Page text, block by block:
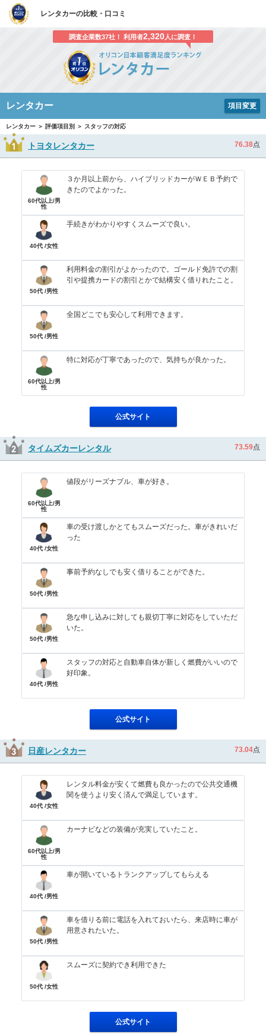
レンタカーの比較・口コミ
調査企業数37社！ 利用者2,320人に調査！
レンタカー 項目変更
レンタカー ＞ 評価項目別 ＞ スタッフの対応
トヨタレンタカー 76.38点
60代以上/男
性
３か月以上前から、ハイブリッドカーがＷＥＢ予約で
きたのでよかった。
40代 /女性
手続きがわかりやすくスムーズで良い。
50代 /男性
利用料金の割引がよかったので。ゴールド免許での割
引や提携カードの割引とかで結構安く借りれたこと。
50代 /男性
全国どこでも安心して利用できます。
60代以上/男
性
特に対応が丁寧であったので、気持ちが良かった。
公式サイト
タイムズカーレンタル 73.59点
60代以上/男
性
値段がリーズナブル、車が好き。
40代 /女性
車の受け渡しかとてもスムーズだった。車がきれいだ
った
50代 /男性
事前予約なしでも安く借りることができた。
50代 /男性
急な申し込みに対しても親切丁寧に対応をしていただ
いた。
40代 /男性
スタッフの対応と自動車自体が新しく燃費がいいので
好印象。
公式サイト
日産レンタカー 73.04点
40代 /女性
レンタル料金が安くて燃費も良かったので公共交通機
関を使うより安く済んで満足しています。
60代以上/男
性
カーナビなどの装備が充実していたこと。
40代 /男性
車が開いているトランクアップしてもらえる
50代 /男性
車を借りる前に電話を入れておいたら、来店時に車が
用意されたいた。
50代 /女性
スムーズに契約でき利用できた
公式サイト